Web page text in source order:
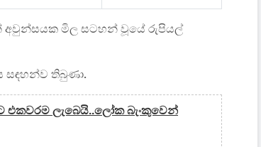
අවුන්සයක මිල සටහන් වූයේ රුපියල්
සඳහන්ව තිබුණා.
එකවරම ලැබෙයි..ලෝක බැංකුවෙන්